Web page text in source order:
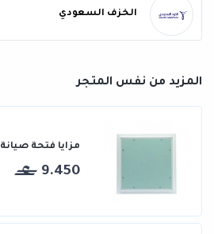
الخزف السعودي
المزيد من نفس المتجر
مزايا فتحة صيانة 50-50
9.450